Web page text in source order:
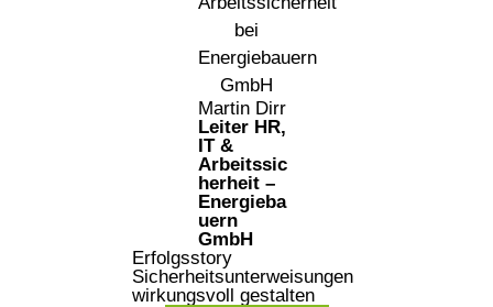
Martin Dirr
Leiter HR,
IT &
Arbeitssic
herheit –
Energieba
uern
GmbH
Erfolgsstory
Sicherheitsunterweisungen
wirkungsvoll gestalten